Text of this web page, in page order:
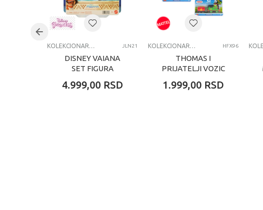
Kategorija AKCIONI
KOLEKCIONARSKE FIGURE I SETOVI JLN21
DISNEY VAIANA
SET FIGURA
4.999,00 RSD
KOLEKCIONARSKE FIGURE I SETOVI HFX96
THOMAS I
PRIJATELJI VOZIC
1.999,00 RSD